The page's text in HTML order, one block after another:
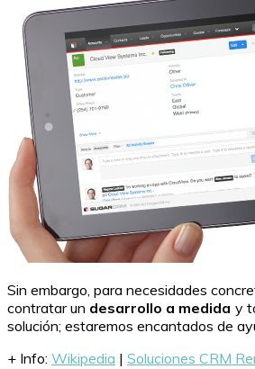
Sin embargo, para necesidades
contratar un desarrollo a medida y
solución; estaremos encantados de
+ Info: Wikipedia | Soluciones CRM